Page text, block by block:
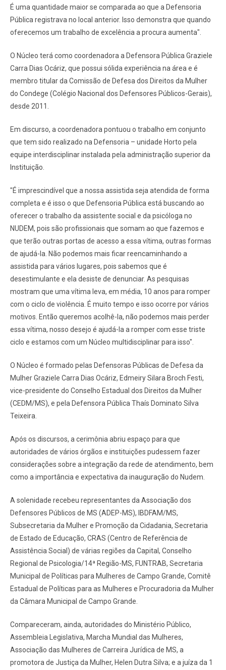
É uma quantidade maior se comparada ao que a Defensoria
Pública registrava no local anterior. Isso demonstra que quando
oferecemos um trabalho de excelência a procura aumenta".
O Núcleo terá como coordenadora a Defensora Pública Graziele
Carra Dias Ocáriz, que possui sólida experiência na área e é
membro titular da Comissão de Defesa dos Direitos da Mulher
do Condege (Colégio Nacional dos Defensores Públicos-Gerais),
desde 2011.
Em discurso, a coordenadora pontuou o trabalho em conjunto
que tem sido realizado na Defensoria – unidade Horto pela
equipe interdisciplinar instalada pela administração superior da
Instituição.
"É imprescindível que a nossa assistida seja atendida de forma
completa e é isso o que Defensoria Pública está buscando ao
oferecer o trabalho da assistente social e da psicóloga no
NUDEM, pois são profissionais que somam ao que fazemos e
que terão outras portas de acesso a essa vítima, outras formas
de ajudá-la. Não podemos mais ficar reencaminhando a
assistida para vários lugares, pois sabemos que é
desestimulante e ela desiste de denunciar. As pesquisas
mostram que uma vítima leva, em média, 10 anos para romper
com o ciclo de violência. É muito tempo e isso ocorre por vários
motivos. Então queremos acolhê-la, não podemos mais perder
essa vítima, nosso desejo é ajudá-la a romper com esse triste
ciclo e estamos com um Núcleo multidisciplinar para isso".
O Núcleo é formado pelas Defensoras Públicas de Defesa da
Mulher Graziele Carra Dias Ocáriz, Edmeiry Silara Broch Festi,
vice-presidente do Conselho Estadual dos Direitos da Mulher
(CEDM/MS), e pela Defensora Pública Thaís Dominato Silva
Teixeira.
Após os discursos, a cerimônia abriu espaço para que
autoridades de vários órgãos e instituições pudessem fazer
considerações sobre a integração da rede de atendimento, bem
como a importância e expectativa da inauguração do Nudem.
A solenidade recebeu representantes da Associação dos
Defensores Públicos de MS (ADEP-MS), IBDFAM/MS,
Subsecretaria da Mulher e Promoção da Cidadania, Secretaria
de Estado de Educação, CRAS (Centro de Referência de
Assistência Social) de várias regiões da Capital, Conselho
Regional de Psicologia/14ª Região-MS, FUNTRAB, Secretaria
Municipal de Políticas para Mulheres de Campo Grande, Comitê
Estadual de Políticas para as Mulheres e Procuradoria da Mulher
da Câmara Municipal de Campo Grande.
Compareceram, ainda, autoridades do Ministério Público,
Assembleia Legislativa, Marcha Mundial das Mulheres,
Associação das Mulheres de Carreira Jurídica de MS, a
promotora de Justiça da Mulher, Helen Dutra Silva; e a juíza da 1